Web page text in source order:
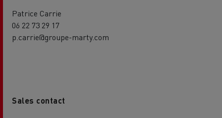
Patrice Carrie
06 22 73 29 17
p.carrie@groupe-marty.com
Sales contact